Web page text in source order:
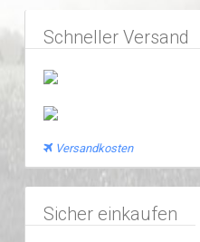
Schneller Versand
Versandkosten
Sicher einkaufen